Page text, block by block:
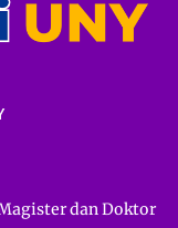
dan Doktor